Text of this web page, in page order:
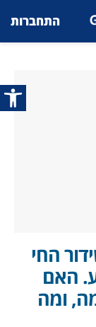
פתח
התחברות
החי
האם
ומה